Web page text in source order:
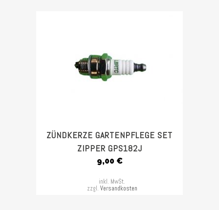
ZÜNDKERZE GARTENPFLEGE SET
ZIPPER GPS182J
9,00 €
inkl. MwSt.
zzgl. Versandkosten